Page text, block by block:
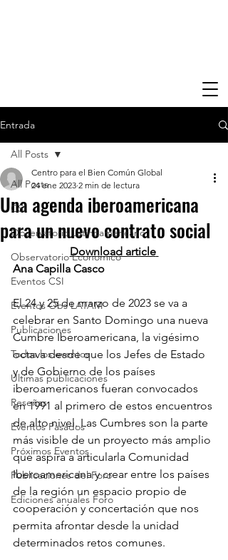
Entrada
All Posts
CSI
Observatorio Latinoamericano
Observatorio Economico
Eventos CSI
Eventos Obs LATAM
Publicaciones
Todos los eventos
Últimas publicaciones
Reseñas
Eventos Pasados
Próximos Eventos
Publicaciones del Foro
Ediciones anuales Foro
All Posts
Una agenda iberoamericana
para un nuevo contrato social
Centro para el Bien Común Global
24 ene 2023 2 min de lectura
Download article
Ana Capilla Casco
El 24 y 25 de marzo de 2023 se va a
celebrar en Santo Domingo una nueva
Cumbre Iberoamericana, la vigésimo
octava desde que los Jefes de Estado
y de Gobierno de los países
iberoamericanos fueran convocados
en 1991 al primero de estos encuentros
de alto nivel. Las Cumbres son la parte
más visible de un proyecto más amplio
que aspira a articularla Comunidad
Iberoamericana y crear entre los países
de la región un espacio propio de
cooperación y concertación que nos
permita afrontar desde la unidad
determinados retos comunes.